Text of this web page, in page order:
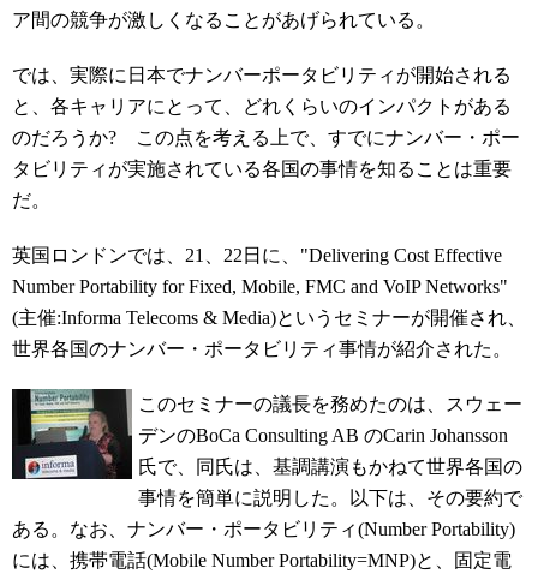
ア間の競争が激しくなることがあげられている。
では、実際に日本でナンバーポータビリティが開始される
と、各キャリアにとって、どれくらいのインパクトがある
のだろうか? この点を考える上で、すでにナンバー・ポー
タビリティが実施されている各国の事情を知ることは重要
だ。
英国ロンドンでは、21、22日に、"Delivering Cost Effective
Number Portability for Fixed, Mobile, FMC and VoIP Networks"
(主催:Informa Telecoms & Media)というセミナーが開催され、
世界各国のナンバー・ポータビリティ事情が紹介された。
このセミナーの議長を務めたのは、スウェー
デンのBoCa Consulting AB のCarin Johansson
氏で、同氏は、基調講演もかねて世界各国の
事情を簡単に説明した。以下は、その要約で
ある。なお、ナンバー・ポータビリティ(Number Portability)
には、携帯電話(Mobile Number Portability=MNP)と、固定電